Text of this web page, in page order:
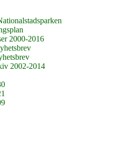
2000-2016
2002-2014